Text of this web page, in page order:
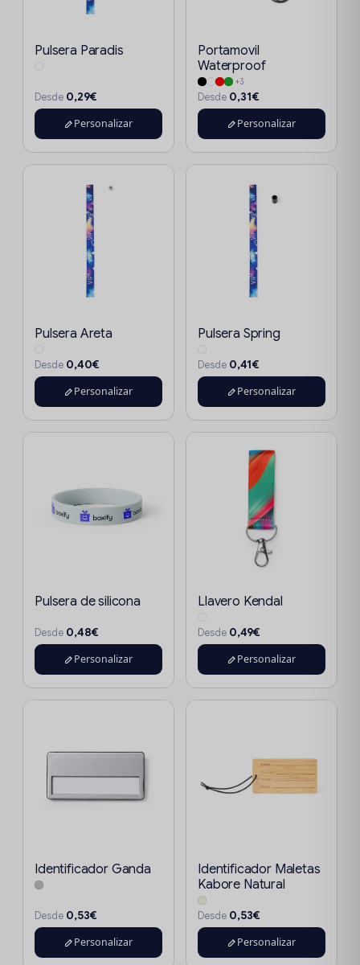
Pulsera Paradis
Desde 0,29€
Personalizar
Portamovil
Waterproof
+3
Desde 0,31€
Personalizar
Pulsera Areta
Desde 0,40€
Personalizar
Pulsera Spring
Desde 0,41€
Personalizar
Pulsera de silicona
Desde 0,48€
Personalizar
Llavero Kendal
Desde 0,49€
Personalizar
Identificador Ganda
Desde 0,53€
Personalizar
Identificador Maletas
Kabore Natural
Desde 0,53€
Personalizar